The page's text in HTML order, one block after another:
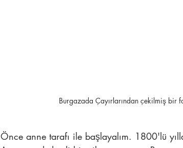
Burgazada Çayırlarından çekilmiş bir
Önce anne tarafı ile başlayalım. 1800'lü